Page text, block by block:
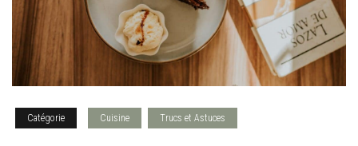
Catégorie Cuisine Trucs et Astuces